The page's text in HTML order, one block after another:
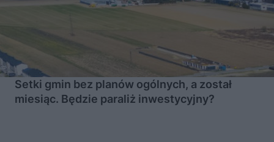
Setki gmin bez planów ogólnych, a został
miesiąc. Będzie paraliż inwestycyjny?